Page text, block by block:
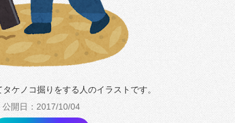
ケノコ掘りをする人のイラストです。
公開日：2017/10/04